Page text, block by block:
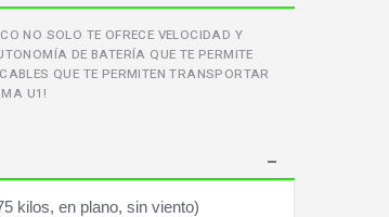
NO SOLO TE OFRECE VELOCIDAD Y
DE BATERÍA QUE TE PERMITE
QUE TE PERMITEN TRANSPORTAR
U1!
kilos, en plano, sin viento)